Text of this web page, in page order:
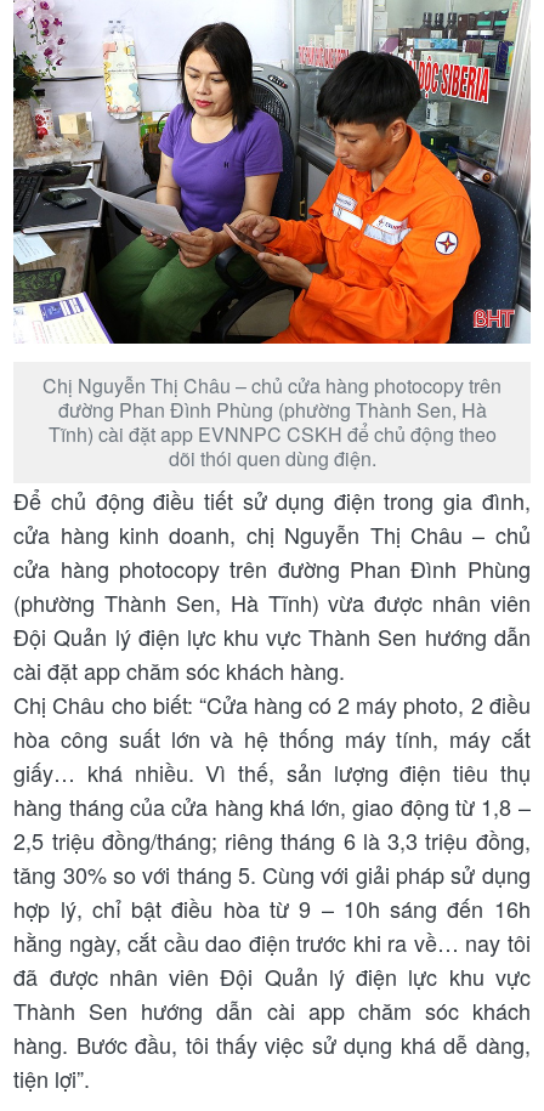
Chị Nguyễn Thị Châu – chủ cửa hàng photocopy trên
đường Phan Đình Phùng (phường Thành Sen, Hà
Tĩnh) cài đặt app EVNNPC CSKH để chủ động theo
dõi thói quen dùng điện.
Để chủ động điều tiết sử dụng điện trong gia đình,
cửa hàng kinh doanh, chị Nguyễn Thị Châu – chủ
cửa hàng photocopy trên đường Phan Đình Phùng
(phường Thành Sen, Hà Tĩnh) vừa được nhân viên
Đội Quản lý điện lực khu vực Thành Sen hướng dẫn
cài đặt app chăm sóc khách hàng.
Chị Châu cho biết: “Cửa hàng có 2 máy photo, 2 điều
hòa công suất lớn và hệ thống máy tính, máy cắt
giấy… khá nhiều. Vì thế, sản lượng điện tiêu thụ
hàng tháng của cửa hàng khá lớn, giao động từ 1,8 –
2,5 triệu đồng/tháng; riêng tháng 6 là 3,3 triệu đồng,
tăng 30% so với tháng 5. Cùng với giải pháp sử dụng
hợp lý, chỉ bật điều hòa từ 9 – 10h sáng đến 16h
hằng ngày, cắt cầu dao điện trước khi ra về… nay tôi
đã được nhân viên Đội Quản lý điện lực khu vực
Thành Sen hướng dẫn cài app chăm sóc khách
hàng. Bước đầu, tôi thấy việc sử dụng khá dễ dàng,
tiện lợi”.